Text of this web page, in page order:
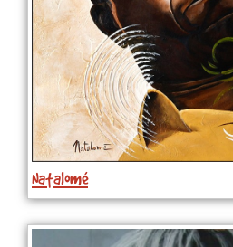
Natalomé